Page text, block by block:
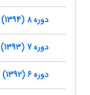
دوره 8 (1394)
دوره 7 (1393)
دوره 6 (1392)